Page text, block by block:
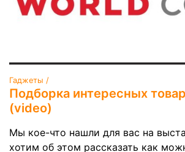
Гаджеты /
Подборка интересных
(video)
Мы кое-что нашли для вас на
хотим об этом рассказать как